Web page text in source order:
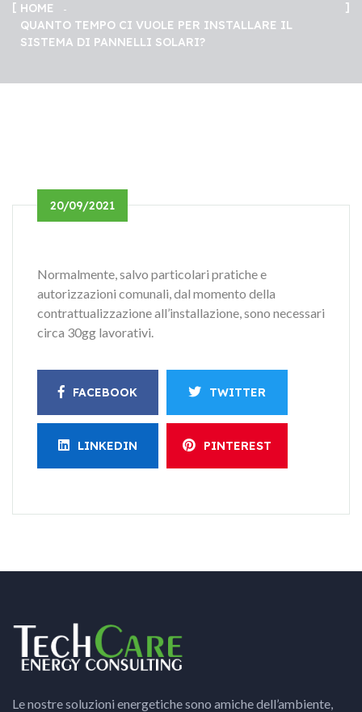
HOME
QUANTO TEMPO CI VUOLE PER INSTALLARE IL
SISTEMA DI PANNELLI SOLARI?
20/09/2021
Normalmente, salvo particolari pratiche e
autorizzazioni comunali, dal momento della
contrattualizzazione all’installazione, sono necessari
circa 30gg lavorativi.
FACEBOOK TWITTER
LINKEDIN PINTEREST
Le nostre soluzioni energetiche sono amiche dell’ambiente,